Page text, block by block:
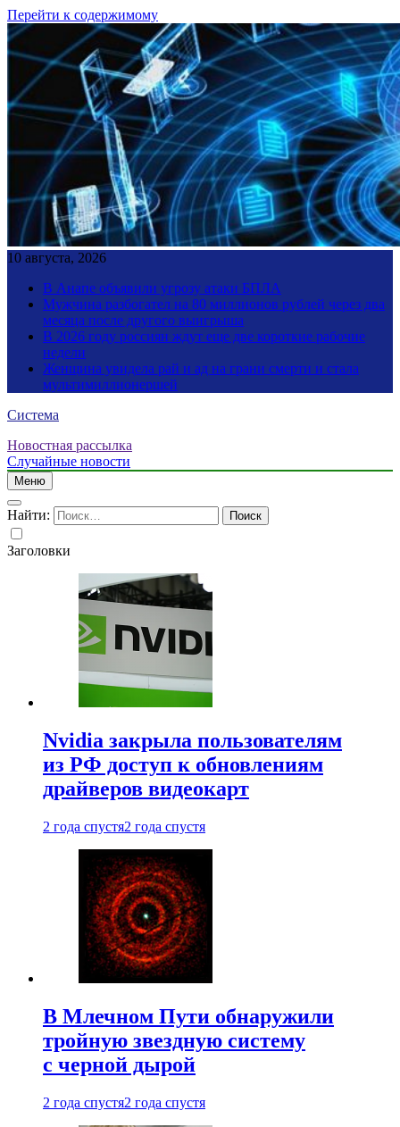
Перейти к содержимому
10 августа, 2026
В Анапе объявили угрозу атаки БПЛА
Мужчина разбогател на 80 миллионов рублей через два
месяца после другого выигрыша
В 2026 году россиян ждут еще две короткие рабочие
недели
Женщина увидела рай и ад на грани смерти и стала
мультимиллионершей
Система
Новостная рассылка
Случайные новости
Меню
Найти:
Заголовки
Nvidia закрыла пользователям
из РФ доступ к обновлениям
драйверов видеокарт
2 года спустя2 года спустя
В Млечном Пути обнаружили
тройную звездную систему
с черной дырой
2 года спустя2 года спустя